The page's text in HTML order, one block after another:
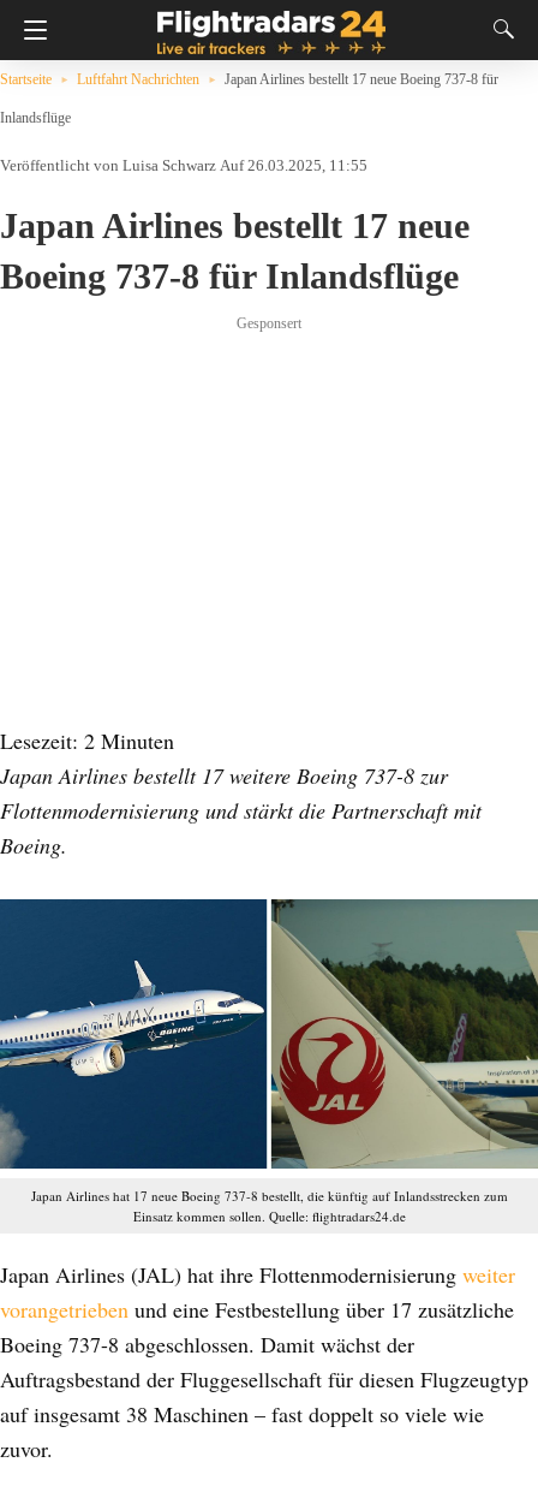
Startseite Luftfahrt Nachrichten Japan Airlines bestellt 17 neue Boeing 737-8 für
Inlandsflüge
Luisa Schwarz Auf 26.03.2025, 11:55
Japan Airlines bestellt 17 neue
Boeing 737-8 für Inlandsflüge
Gesponsert
Lesezeit: 2 Minuten
Japan Airlines bestellt 17 weitere Boeing 737-8 zur
Flottenmodernisierung und stärkt die Partnerschaft mit
Boeing.
Japan Airlines hat 17 neue Boeing 737-8 bestellt, die künftig auf Inlandsstrecken zum
Einsatz kommen sollen. Quelle: flightradars24.de
Japan Airlines (JAL) hat ihre Flottenmodernisierung weiter
vorangetrieben und eine Festbestellung über 17 zusätzliche
Boeing 737-8 abgeschlossen. Damit wächst der
Auftragsbestand der Fluggesellschaft für diesen Flugzeugtyp
auf insgesamt 38 Maschinen – fast doppelt so viele wie
zuvor.